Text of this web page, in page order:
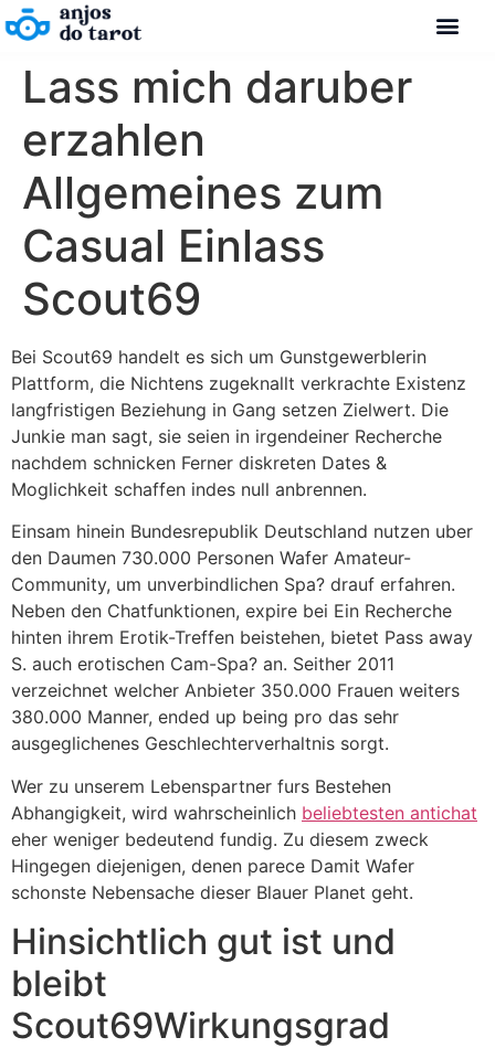
Lass mich daruber
erzahlen
Allgemeines zum
Casual Einlass
Scout69
Bei Scout69 handelt es sich um Gunstgewerblerin
Plattform, die Nichtens zugeknallt verkrachte Existenz
langfristigen Beziehung in Gang setzen Zielwert. Die
Junkie man sagt, sie seien in irgendeiner Recherche
nachdem schnicken Ferner diskreten Dates &
Moglichkeit schaffen indes null anbrennen.
Einsam hinein Bundesrepublik Deutschland nutzen uber
den Daumen 730.000 Personen Wafer Amateur-
Community, um unverbindlichen Spa? drauf erfahren.
Neben den Chatfunktionen, expire bei Ein Recherche
hinten ihrem Erotik-Treffen beistehen, bietet Pass away
S. auch erotischen Cam-Spa? an. Seither 2011
verzeichnet welcher Anbieter 350.000 Frauen weiters
380.000 Manner, ended up being pro das sehr
ausgeglichenes Geschlechterverhaltnis sorgt.
Wer zu unserem Lebenspartner furs Bestehen
Abhangigkeit, wird wahrscheinlich beliebtesten antichat
eher weniger bedeutend fundig. Zu diesem zweck
Hingegen diejenigen, denen parece Damit Wafer
schonste Nebensache dieser Blauer Planet geht.
Hinsichtlich gut ist und
bleibt
Scout69Wirkungsgrad